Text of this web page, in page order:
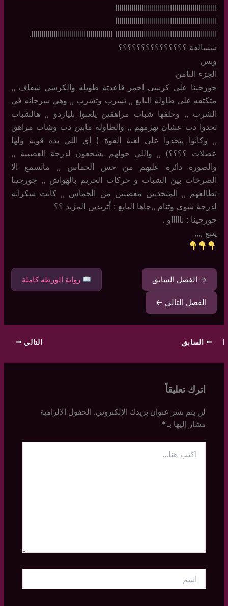
اااااااااااااااااااااااااااااااااااااااااااااااااا
اااااااااااااااااااااااااااااااااااااااااااااااااا
اااااااااااااااااااااااااااااااااااااااااااااااااا اااااااااااااااااااااااااااااااااااااااا.
شسالفة ؟؟؟؟؟؟؟؟؟؟؟؟؟؟؟
وبس
الجزء الثامن
جورجينا على كرسي احمر قاعدته طويله والكرسي شفاف ,,
متكتفه على طاولة البايع ,, تشرب وتشرب ,, وهي سرحانه في
الشرب ,, وخلفها شباب مراهقين يلعبوا بلياردو ,, هالشباب
تحدوا دب عشان يهزمهم ,, والطاولة مابين دب وشاب مراهق
,, وكانوا يتحدوا على لعبة القوة ( اي اللي يده قوية ولها
عضلات ؟؟؟؟) ,, واللي حولهم يشجعون لدرجة العصبية ,,
والصورة دائرة عليهم من حس الحماس ,, ماتسمع الا
الصرخات بين الشباب و حركات الحريم بالهواش ,, جورجينا
تطالعهم ,, المتحديين معصبين من الحماس ,, كانت سكرانه
لدرجة شوي وتنام ,,جاها البايع : أتريدين المزيد ؟؟
جورجينا : ناااااو .
يتبع ,,,,
→ الفصل السابق رواية الورطه كاملة
الفصل التالي ←
السابق التالي
اترك تعليقاً
لن يتم نشر عنوان بريدك الإلكتروني.
الحقول الإلزامية
مشار إليها بـ*
هنا...